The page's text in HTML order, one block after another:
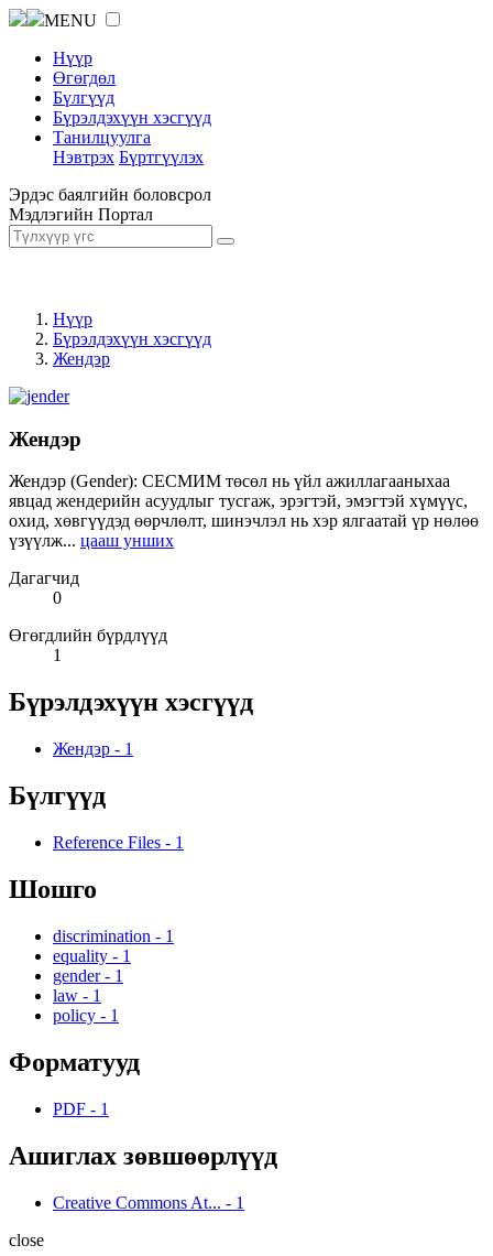
MENU
Нүүр
Өгөгдөл
Бүлгүүд
Бүрэлдэхүүн хэсгүүд
Танилцуулга
Нэвтрэх Бүртгүүлэх
Эрдэс баялгийн боловсрол
Мэдлэгийн Портал
Нүүр
Бүрэлдэхүүн хэсгүүд
Жендэр
Жендэр
Жендэр (Gender): СЕСМИМ төсөл нь үйл ажиллагааныхаа
явцад жендерийн асуудлыг тусгаж, эрэгтэй, эмэгтэй хүмүүс,
охид, хөвгүүдэд өөрчлөлт, шинэчлэл нь хэр ялгаатай үр нөлөө
үзүүлж... цааш унших
Дагагчид
0
Өгөгдлийн бүрдлүүд
1
Бүрэлдэхүүн хэсгүүд
Жендэр - 1
Бүлгүүд
Reference Files - 1
Шошго
discrimination - 1
equality - 1
gender - 1
law - 1
policy - 1
Форматууд
PDF - 1
Ашиглах зөвшөөрлүүд
Creative Commons At... - 1
close